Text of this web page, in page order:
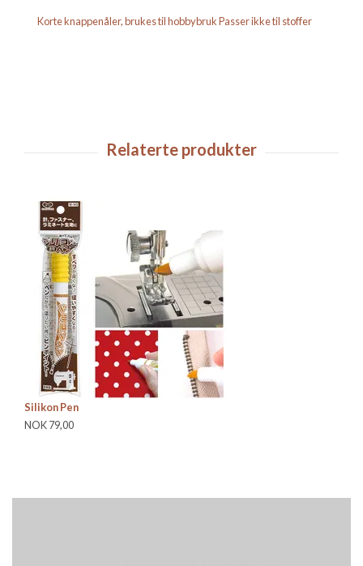
Korte knappenåler, brukes til hobbybruk Passer ikke til stoffer
Silikon Pen
NOK 79,00